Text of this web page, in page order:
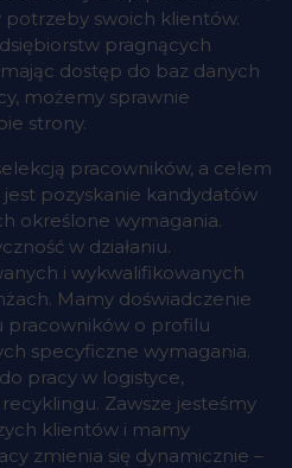
potrzeby swoich klientów.
pragnących
dostęp do baz danych
możemy sprawnie
strony.
pracowników, a celem
pozyskanie kandydatów
określone wymagania.
w działaniu.
i wykwalifikowanych
Mamy doświadczenie
pracowników o profilu
specyficzne wymagania.
pracy w logistyce,
Zawsze jesteśmy
klientów i mamy
zmienia się dynamicznie –